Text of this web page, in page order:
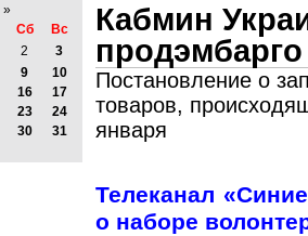
»
Сб
Вс
2
3
9
10
16
17
23
24
30 31
Кабмин
Постановление о
товаров,
января
Телеканал
о наборе